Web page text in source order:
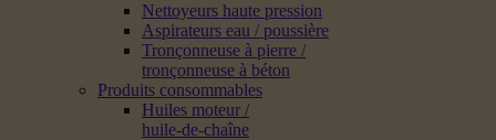
Nettoyeurs haute pression
Aspirateurs eau / poussière
Tronçonneuse à pierre /
tronçonneuse à béton
Produits consommables
Huiles moteur /
huile-de-chaîne